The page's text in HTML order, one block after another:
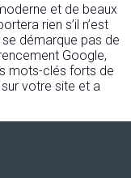
et de beaux
rien s’il n’est
démarque pas de
Google,
mots-clés forts de
votre site et a